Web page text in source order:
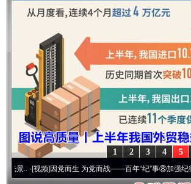
5
4
3
2
1
因党而生 为党而战——百年“纪”事⑧加强纪律..·[视频]牢